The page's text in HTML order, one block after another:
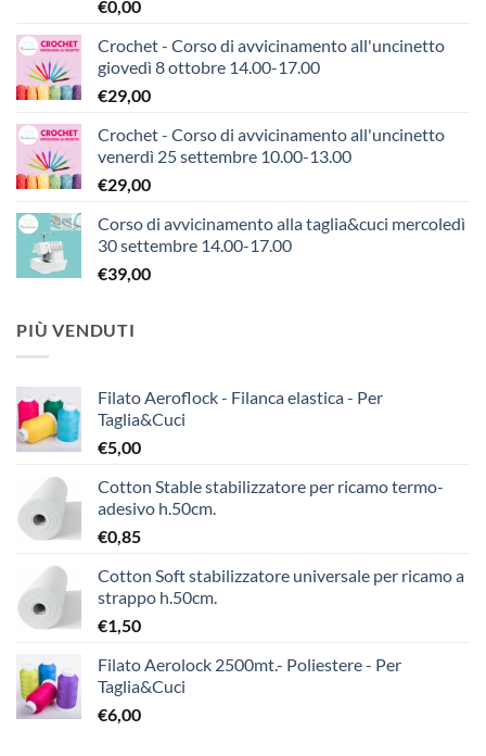
€0,00
Crochet - Corso di avvicinamento all'uncinetto
giovedì 8 ottobre 14.00-17.00
€29,00
Crochet - Corso di avvicinamento all'uncinetto
venerdì 25 settembre 10.00-13.00
€29,00
Corso di avvicinamento alla taglia&cuci mercoledì
30 settembre 14.00-17.00
€39,00
PIÙ VENDUTI
Filato Aeroflock - Filanca elastica - Per
Taglia&Cuci
€5,00
Cotton Stable stabilizzatore per ricamo termo-
adesivo h.50cm.
€0,85
Cotton Soft stabilizzatore universale per ricamo a
strappo h.50cm.
€1,50
Filato Aerolock 2500mt.- Poliestere - Per
Taglia&Cuci
€6,00